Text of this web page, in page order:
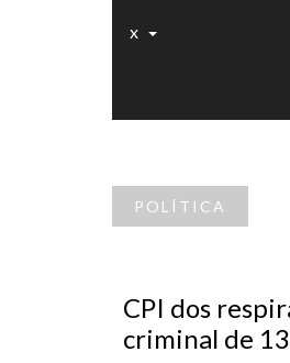
x
POLÍTICA
CPI dos
criminal de